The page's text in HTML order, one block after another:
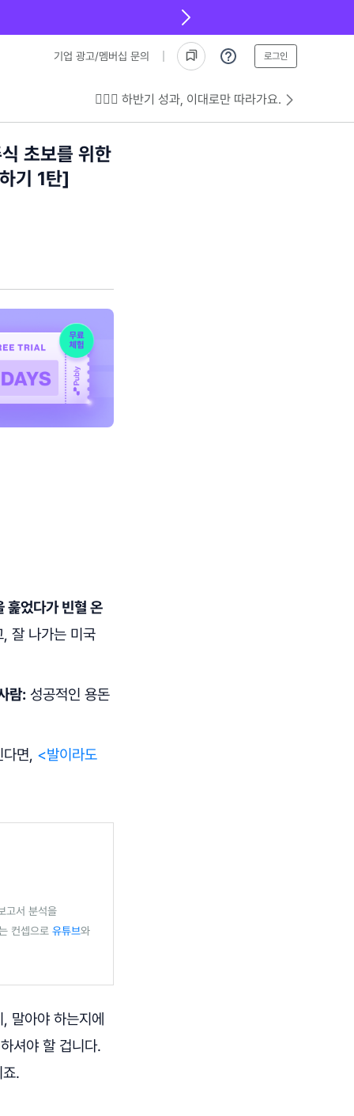
기업 광고/멤버십 문의 로그인
💁🏻‍♂️ 하반기 성과, 이대로만 따라가요.
초보를 위한
기 1탄]
훑었다가 빈혈 온
잘 나가는 미국
람: 성공적인 용돈
면, <발이라도
고서 분석을
컨셉으로 유튜브와
말아야 하는지에
셔야 할 겁니다.
.